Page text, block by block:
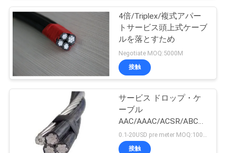
4倍/Triplex/複式アパー
トサービス頭上式ケーブ
ルを落とすため
Negotiate MOQ:5000M
接触
サービス ドロップ・ケ
ーブル
AAC/AAAC/ACSR/ABCの
アンテナは電気ケーブル
を束ねた
0.1-20USD pre meter MOQ:1000メートル
接触